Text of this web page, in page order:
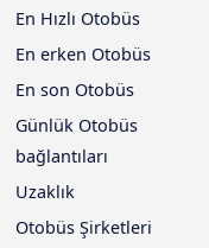
En Hızlı Otobüs
En erken Otobüs
En son Otobüs
Günlük Otobüs
bağlantıları
Uzaklık
Otobüs Şirketleri